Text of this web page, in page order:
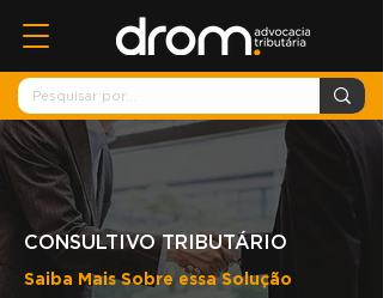
CONSULTIVO TRIBUTÁRIO
Saiba Mais Sobre essa Solução